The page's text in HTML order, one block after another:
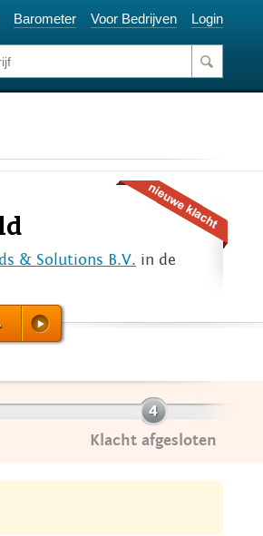
Barometer Voor Bedrijven Login
& Solutions B.V. in de
Klacht afgesloten